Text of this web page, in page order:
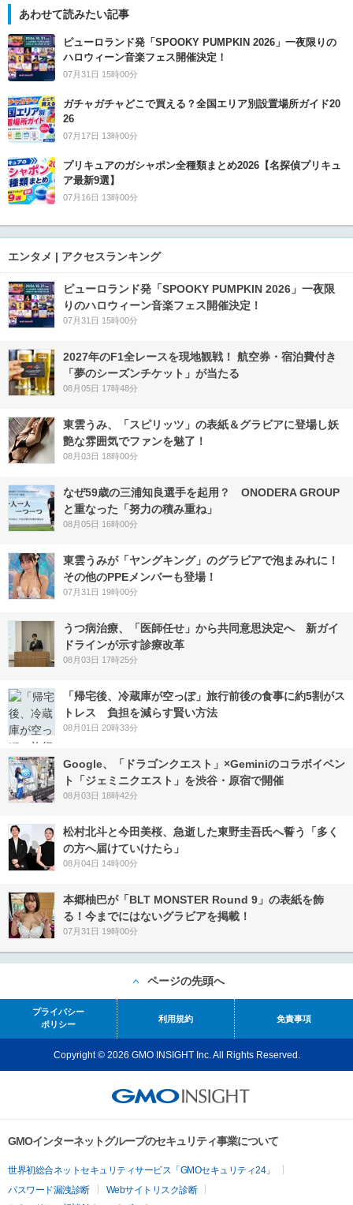
あわせて読みたい記事
ピューロランド発「SPOOKY PUMPKIN 2026」一夜限りの
ハロウィーン音楽フェス開催決定！
07月31日 15時00分
ガチャガチャどこで買える？全国エリア別設置場所ガイド20
26
07月17日 13時00分
プリキュアのガシャポン全種類まとめ2026【名探偵プリキュ
ア最新9選】
07月16日 13時00分
エンタメ | アクセスランキング
ピューロランド発「SPOOKY PUMPKIN 2026」一夜限
りのハロウィーン音楽フェス開催決定！
07月31日 15時00分
2027年のF1全レースを現地観戦！ 航空券・宿泊費付き
「夢のシーズンチケット」が当たる
08月05日 17時48分
東雲うみ、「スピリッツ」の表紙＆グラビアに登場し妖
艶な雰囲気でファンを魅了！
08月03日 18時00分
なぜ59歳の三浦知良選手を起用？ ONODERA GROUP
と重なった「努力の積み重ね」
08月05日 16時00分
東雲うみが「ヤングキング」のグラビアで泡まみれに！
その他のPPEメンバーも登場！
07月31日 19時00分
うつ病治療、「医師任せ」から共同意思決定へ 新ガイ
ドラインが示す診療改革
08月03日 17時25分
「帰宅後、冷蔵庫が空っぽ」旅行前後の食事に約5割がス
トレス 負担を減らす賢い方法
08月01日 20時33分
Google、「ドラゴンクエスト」×Geminiのコラボイベン
ト「ジェミニクエスト」を渋谷・原宿で開催
08月03日 18時42分
松村北斗と今田美桜、急逝した東野圭吾氏へ誓う「多く
の方へ届けていけたら」
08月04日 14時00分
本郷柚巴が「BLT MONSTER Round 9」の表紙を飾
る！今までにはないグラビアを掲載！
07月31日 19時00分
ページの先頭へ
プライバシー
ポリシー
利用規約 免責事項
Copyright © 2026 GMO INSIGHT Inc. All Rights Reserved.
GMOインターネットグループのセキュリティ事業について
世界初総合ネットセキュリティサービス「GMOセキュリティ24」
パスワード漏洩診断
Webサイトリスク診断